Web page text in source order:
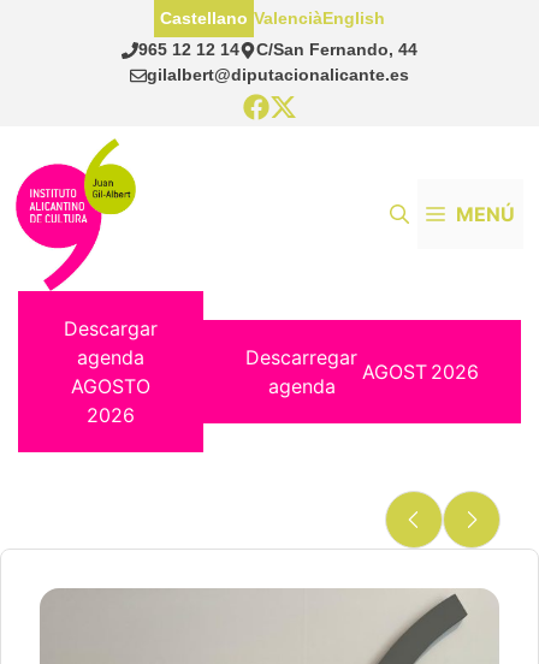
965 12 12 14
C/San Fernando, 44
gilalbert@diputacionalicante.es
Castellano ValenciàEnglish
MENÚ
Descargar
agenda
AGOSTO
2026
Descarregar
agenda
AGOST 2026